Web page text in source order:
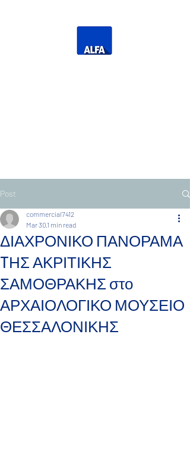
Post
ΔΙΑΧΡΟΝΙΚΟ ΠΑΝΟΡΑΜΑ
TΗΣ ΑΚΡΙΤΙΚΗΣ
ΣΑΜΟΘΡΑΚΗΣ στο
ΑΡΧΑΙΟΛΟΓΙΚΟ ΜΟΥΣΕΙΟ
ΘΕΣΣΑΛΟΝΙΚΗΣ
commercial7412
Mar 30 1 min read